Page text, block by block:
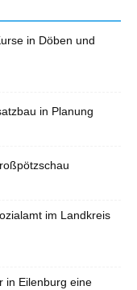
in Döben und
in Planung
im Landkreis
in Eilenburg eine